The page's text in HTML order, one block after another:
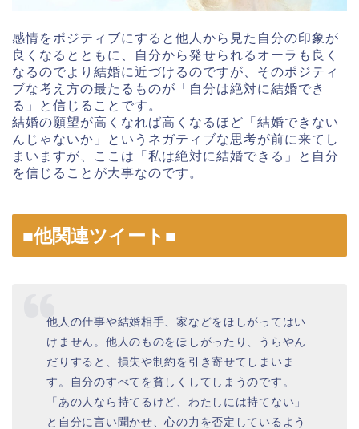
感情をポジティブにすると他人から見た自分の印象が
良くなるとともに、自分から発せられるオーラも良く
なるのでより結婚に近づけるのですが、そのポジティ
ブな考え方の最たるものが「自分は絶対に結婚でき
る」と信じることです。
結婚の願望が高くなれば高くなるほど「結婚できない
んじゃないか」というネガティブな思考が前に来てし
まいますが、ここは「私は絶対に結婚できる」と自分
を信じることが大事なのです。
■他関連ツイート■
他人の仕事や結婚相手、家などをほしがってはい
けません。他人のものをほしがったり、うらやん
だりすると、損失や制約を引き寄せてしまいま
す。自分のすべてを貧しくしてしまうのです。
「あの人なら持てるけど、わたしには持てない」
と自分に言い聞かせ、心の力を否定しているよう